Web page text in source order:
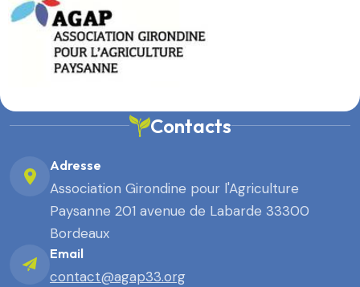
Contacts
Adresse
Association Girondine pour l'Agriculture
Paysanne 201 avenue de Labarde 33300
Bordeaux
Email
contact@agap33.org